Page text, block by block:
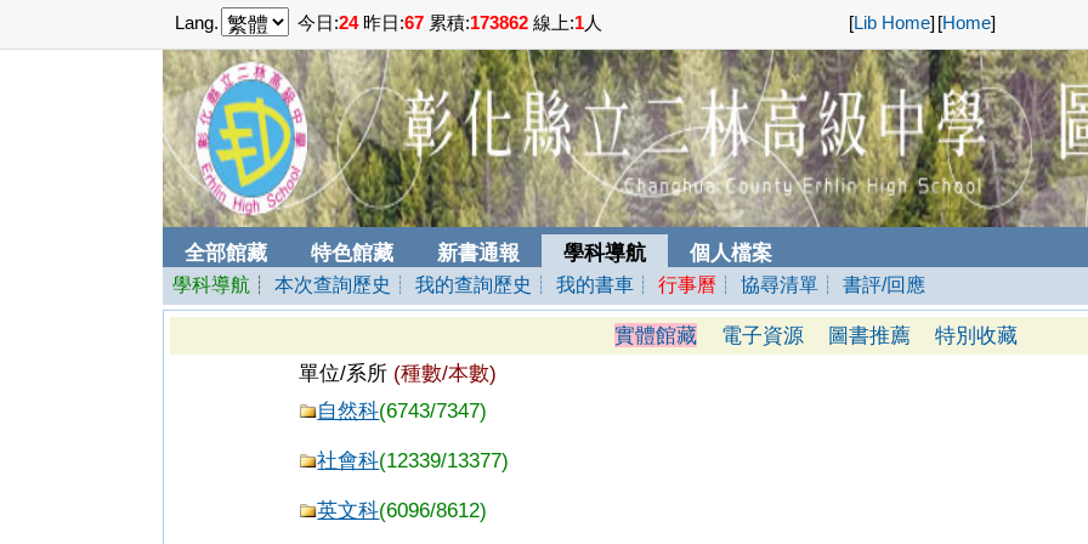
Lang. 今日:24昨日:67 累積:173862 線上:1人 [Lib Home] [Home]
全部館藏 特色館藏 新書通報 學科導航 個人檔案
學科導航 ┊本次查詢歷史 ┊ 我的查詢歷史 ┊ 我的書車 ┊行事曆 ┊ 協尋清單 ┊ 書評/回應
實體館藏 電子資源 圖書推薦
特別收藏
單位/系所 (種數/本數)
自然科(6743/7347)
社會科(12339/13377)
英文科(6096/8612)